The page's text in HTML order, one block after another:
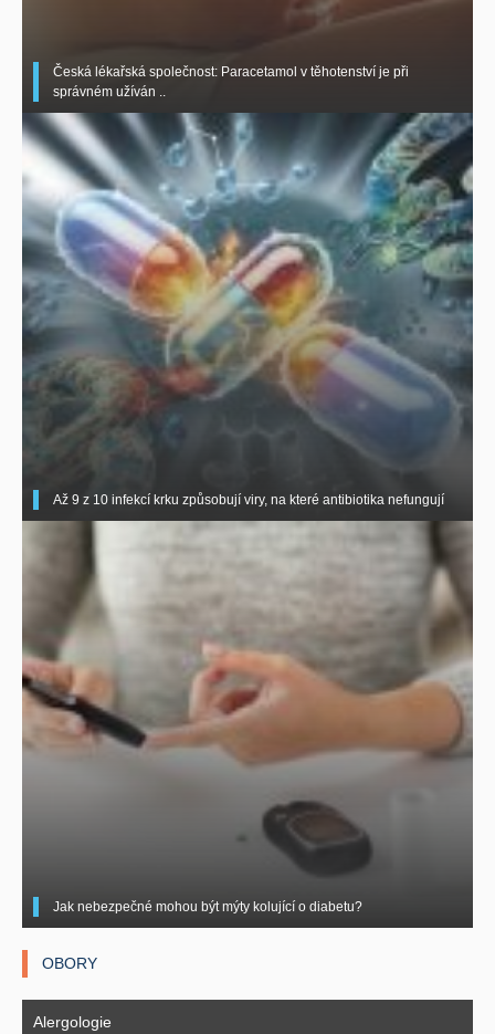
Česká lékařská společnost: Paracetamol v těhotenství je při
správném užíván ..
Až 9 z 10 infekcí krku způsobují viry, na které antibiotika nefungují
Jak nebezpečné mohou být mýty kolující o diabetu?
OBORY
Alergologie